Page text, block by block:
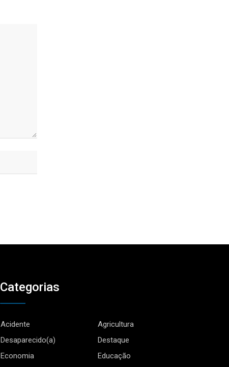
Categorias
Acidente
Agricultura
Desaparecido(a)
Destaque
Economia
Educação